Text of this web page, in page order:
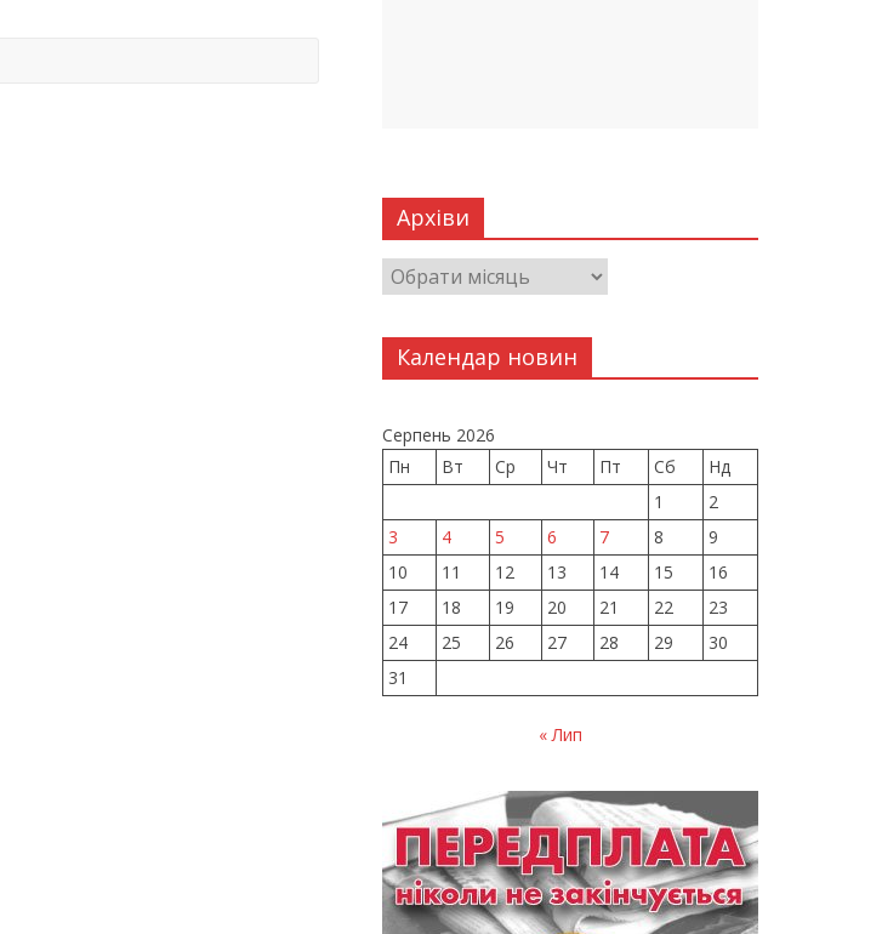
Архіви
Календар новин
Серпень 2026
Пн
Вт Ср Чт Пт Сб
Нд
1
2
3
4 5 6 7 8
9
10
11 12 13 14 15
16
17
18 19 20 21 22
23
24
25 26 27 28 29
30
31
« Лип